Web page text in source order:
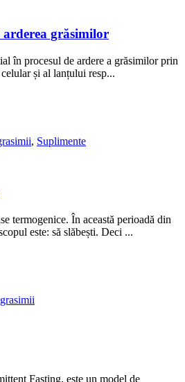
arderea grăsimilor
în procesul de ardere a grăsimilor prin
și al lanțului resp...
, Suplimente
termogenice. În această perioadă din
este: să slăbești. Deci ...
Fasting, este un model de